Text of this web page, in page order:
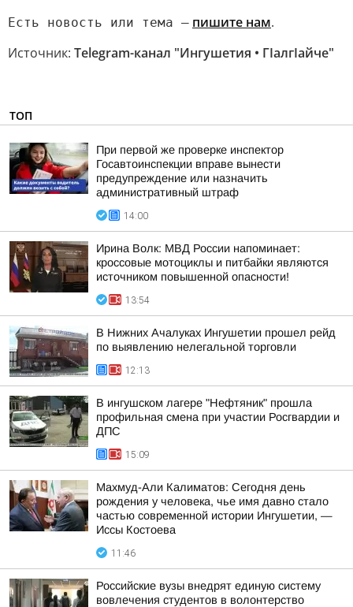
Есть новость или тема — пишите нам.
Источник: Telegram-канал "Ингушетия • ГIалгIайче"
ТОП
При первой же проверке инспектор
Госавтоинспекции вправе вынести
предупреждение или назначить
административный штраф
14:00
Ирина Волк: МВД России напоминает:
кроссовые мотоциклы и питбайки являются
источником повышенной опасности!
13:54
В Нижних Ачалуках Ингушетии прошел рейд
по выявлению нелегальной торговли
12:13
В ингушском лагере "Нефтяник" прошла
профильная смена при участии Росгвардии и
ДПС
15:09
Махмуд-Али Калиматов: Сегодня день
рождения у человека, чье имя давно стало
частью современной истории Ингушетии, —
Иссы Костоева
11:46
Российские вузы внедрят единую систему
вовлечения студентов в волонтерство